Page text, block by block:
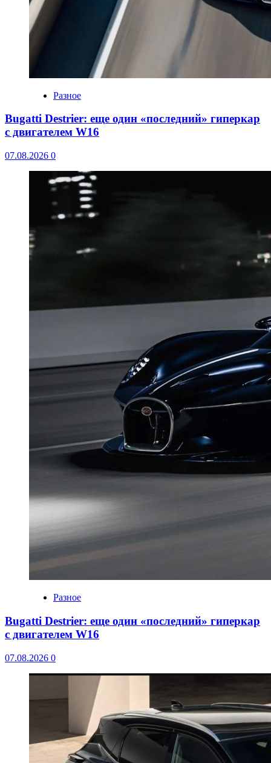
Разное
Bugatti Destrier: еще один «последний» гиперкар
с двигателем W16
07.08.2026 0
Разное
Bugatti Destrier: еще один «последний» гиперкар
с двигателем W16
07.08.2026 0